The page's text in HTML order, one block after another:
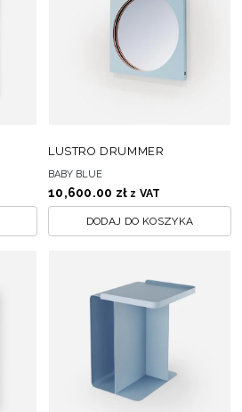
LUSTRO DRUMMER
BABY BLUE
10,600.00 zł z VAT
DODAJ DO KOSZYKA